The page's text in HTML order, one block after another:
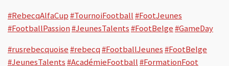
#RebecqAlfaCup#TournoiFootball#FootJeunes
#FootballPassion#JeunesTalents#FootBelge#GameDay
#rusrebecquoise#rebecq#FootballJeunes#FootBelge
#JeunesTalents#AcadémieFootball#FormationFoot